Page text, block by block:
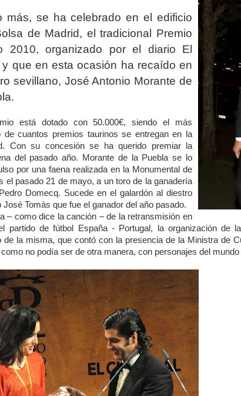
más, se ha celebrado en el edificio
de Madrid, el tradicional Premio
2010, organizado por el diario El
y que en esta ocasión ha recaído en
sevillano, José Antonio Morante de
está dotado con 50.000€, siendo el más
de cuantos premios taurinos se entregan en la
Con su concesión se ha querido premiar la
del pasado año. Morante de la Puebla se lo
por una faena realizada en la Monumental de
el pasado 21 de mayo, a un toro de la ganadería
Domecq. Sucede en el galardón al diestro
José Tomás que fue el ganador del año pasado.
– como dice la canción – de la retransmisión en
partido de fútbol España - Portugal, la organización de
de la misma, que contó con la presencia de la Ministra de
no podía ser de otra manera, con personajes del mundo